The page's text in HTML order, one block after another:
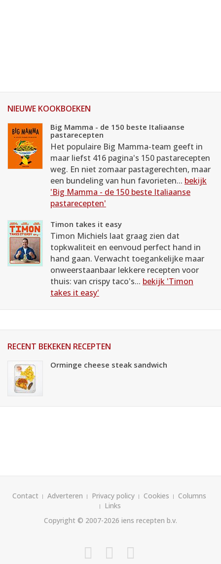
NIEUWE KOOKBOEKEN
Big Mamma - de 150 beste Italiaanse
pastarecepten
Het populaire Big Mamma-team geeft in
maar liefst 416 pagina's 150 pastarecepten
weg. En niet zomaar pastagerechten, maar
een bundeling van hun favorieten... bekijk
'Big Mamma - de 150 beste Italiaanse
pastarecepten'
Timon takes it easy
Timon Michiels laat graag zien dat
topkwaliteit en eenvoud perfect hand in
hand gaan. Verwacht toegankelijke maar
onweerstaanbaar lekkere recepten voor
thuis: van crispy taco's... bekijk 'Timon
takes it easy'
RECENT BEKEKEN RECEPTEN
Orminge cheese steak sandwich
Contact Adverteren Privacy policy Cookies
Columns
Links
Copyright © 2007-2026 iens recepten b.v.